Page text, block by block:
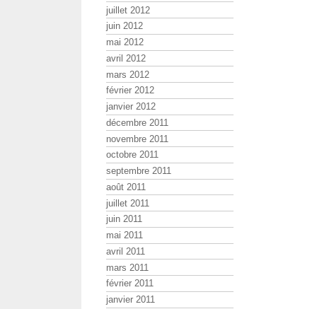
juillet 2012
juin 2012
mai 2012
avril 2012
mars 2012
février 2012
janvier 2012
décembre 2011
novembre 2011
octobre 2011
septembre 2011
août 2011
juillet 2011
juin 2011
mai 2011
avril 2011
mars 2011
février 2011
janvier 2011